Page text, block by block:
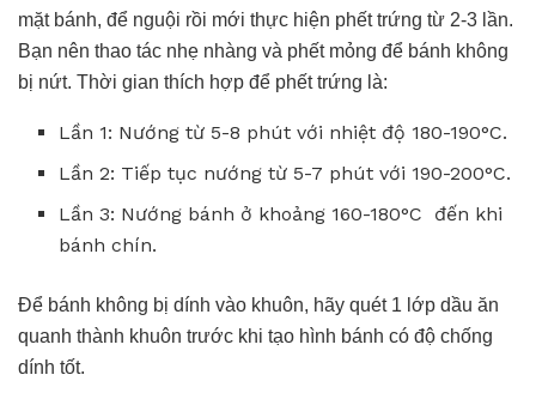
mặt bánh, để nguội rồi mới thực hiện phết trứng từ 2-3 lần.
Bạn nên thao tác nhẹ nhàng và phết mỏng để bánh không
bị nứt. Thời gian thích hợp để phết trứng là:
Lần 1: Nướng từ 5-8 phút với nhiệt độ 180-190°C.
Lần 2: Tiếp tục nướng từ 5-7 phút với 190-200°C.
Lần 3: Nướng bánh ở khoảng 160-180°C đến khi
bánh chín.
Để bánh không bị dính vào khuôn, hãy quét 1 lớp dầu ăn
quanh thành khuôn trước khi tạo hình bánh có độ chống
dính tốt.